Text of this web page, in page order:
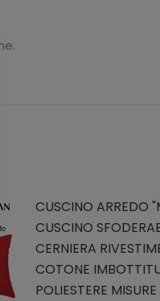
CUSCINO ARREDO
CUSCINO
CERNIERA
COTONE
POLIESTERE